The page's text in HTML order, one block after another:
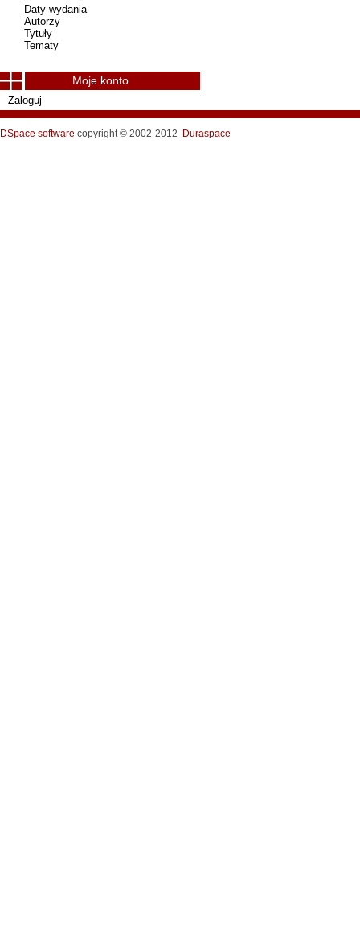
Daty wydania
Autorzy
Tytuły
Tematy
Moje konto
Zaloguj
DSpace software copyright © 2002-2012 Duraspace